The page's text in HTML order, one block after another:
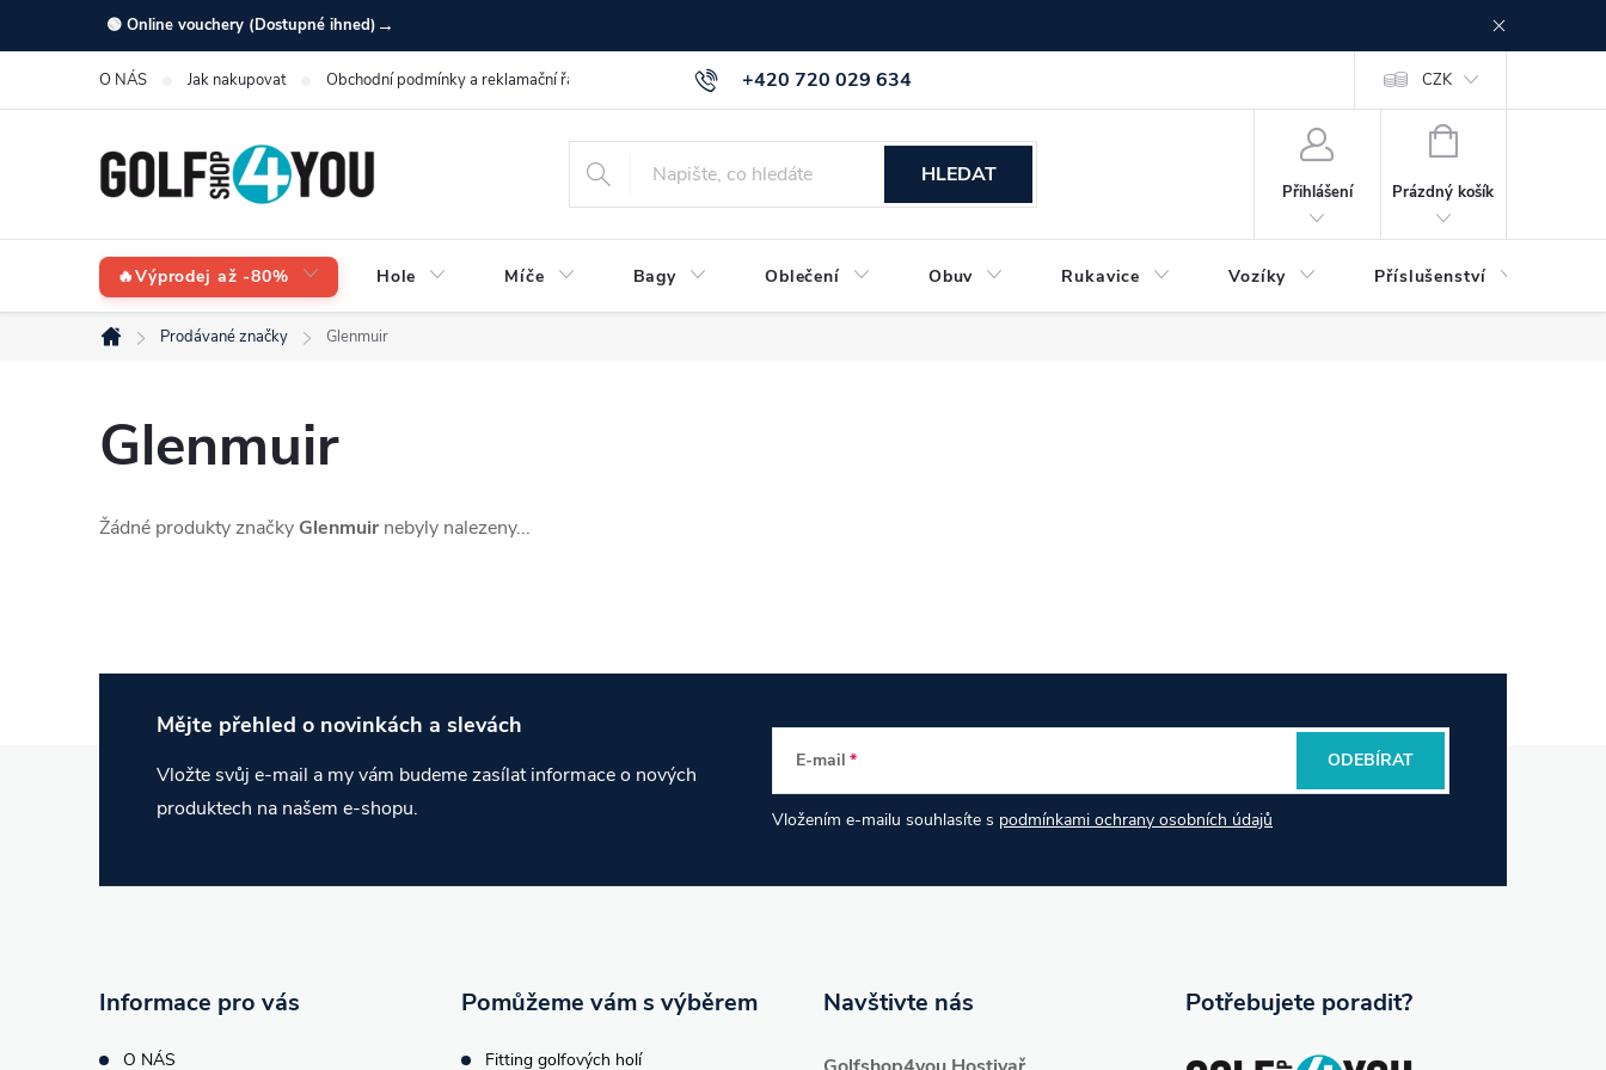
na
🟢 Online vouchery (Dostupné ihned) →
+420 720 029 634
O NÁS Jak nakupovat Obchodní podmínky a reklamační řád GDPR info a směrnice Kontakt CZK
HLEDAT
Přihlášení
NÁKUPNÍ
Prázdný košík
🔥Výprodej až -80% Hole Míče Bagy Oblečení Obuv Rukavice Vozíky Příslušenství
Domů
Prodávané značky Glenmuir
Glenmuir
Žádné produkty značky Glenmuir nebyly nalezeny...
Mějte přehled o novinkách a slevách
Vložte svůj e-mail a my vám budeme zasílat informace o nových
produktech na našem e-shopu.
E-mail
Vložením e-mailu souhlasíte s podmínkami ochrany osobních údajů
ODEBÍRAT
Informace pro vás
O NÁS
Navštivte nás
Pomůžeme vám s výběrem
Fitting golfových holí
Potřebujete poradit?